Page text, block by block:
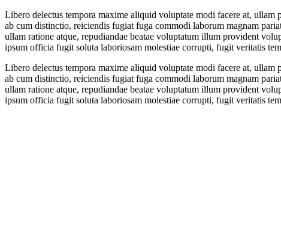
Libero delectus tempora maxime aliquid voluptate modi facere at, ullam
ab cum distinctio, reiciendis fugiat fuga commodi laborum magnam
ullam ratione atque, repudiandae beatae voluptatum illum provident
ipsum officia fugit soluta laboriosam molestiae corrupti, fugit veritatis
Libero delectus tempora maxime aliquid voluptate modi facere at, ullam
ab cum distinctio, reiciendis fugiat fuga commodi laborum magnam
ullam ratione atque, repudiandae beatae voluptatum illum provident
ipsum officia fugit soluta laboriosam molestiae corrupti, fugit veritatis